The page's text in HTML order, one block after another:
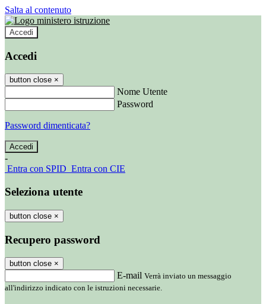
Salta al contenuto
Accedi
Accedi
button close ×
Nome Utente
Password
Password dimenticata?
-
Entra con SPID Entra con CIE
Seleziona utente
button close ×
Recupero password
button close ×
E-mail Verrà inviato un messaggio
all'indirizzo indicato con le istruzioni necessarie.